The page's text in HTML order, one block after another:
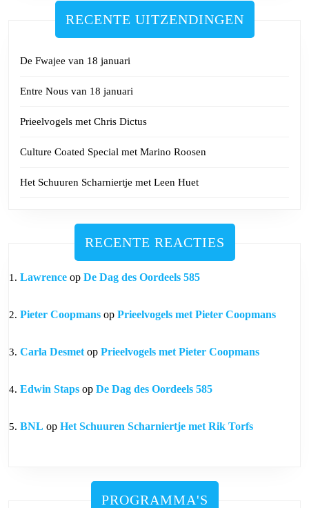
RECENTE UITZENDINGEN
De Fwajee van 18 januari
Entre Nous van 18 januari
Prieelvogels met Chris Dictus
Culture Coated Special met Marino Roosen
Het Schuuren Scharniertje met Leen Huet
RECENTE REACTIES
Lawrence op De Dag des Oordeels 585
Pieter Coopmans op Prieelvogels met Pieter Coopmans
Carla Desmet op Prieelvogels met Pieter Coopmans
Edwin Staps op De Dag des Oordeels 585
BNL op Het Schuuren Scharniertje met Rik Torfs
PROGRAMMA'S